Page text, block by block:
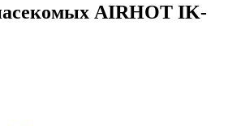
AIRHOT IK-